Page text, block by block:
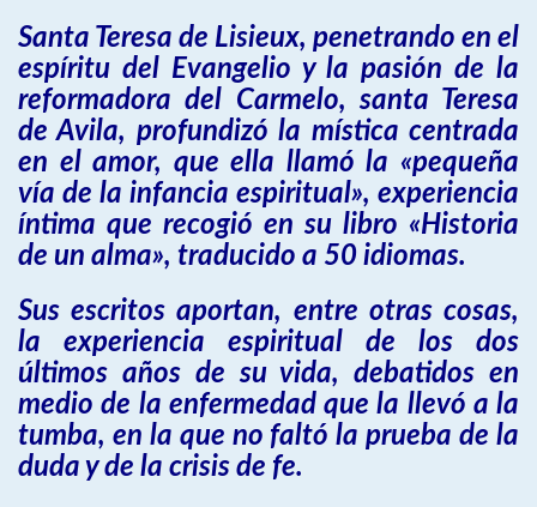
Santa Teresa de Lisieux, penetrando en el
espíritu del Evangelio y la pasión de la
reformadora del Carmelo, santa Teresa
de Avila, profundizó la mística centrada
en el amor, que ella llamó la «pequeña
vía de la infancia espiritual», experiencia
íntima que recogió en su libro «Historia
de un alma», traducido a 50 idiomas.
Sus escritos aportan, entre otras cosas,
la experiencia espiritual de los dos
últimos años de su vida, debatidos en
medio de la enfermedad que la llevó a la
tumba, en la que no faltó la prueba de la
duda y de la crisis de fe.